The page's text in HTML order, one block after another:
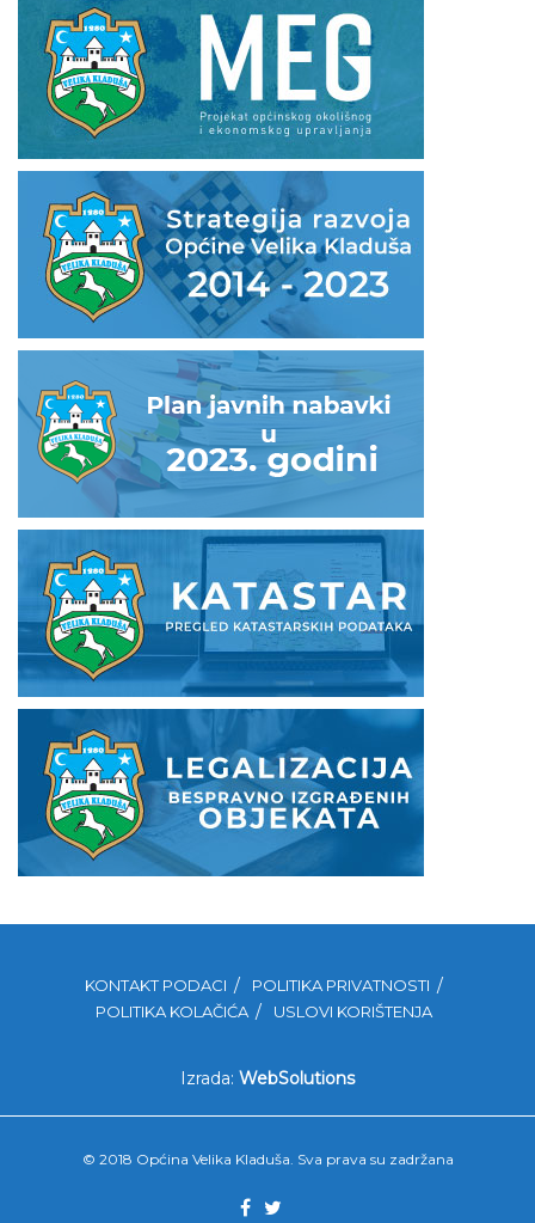
KONTAKT PODACI
POLITIKA PRIVATNOSTI
POLITIKA KOLAČIĆA
USLOVI KORIŠTENJA
Izrada: WebSolutions
© 2018 Općina Velika Kladuša. Sva prava su zadržana